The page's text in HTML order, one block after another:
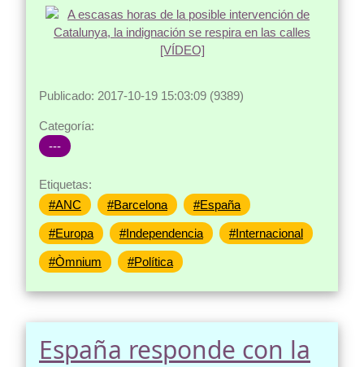
Publicado: 2017-10-19 15:03:09 (9389)
Categoría:
---
Etiquetas:
#ANC
#Barcelona #España
#Europa #Independencia #Internacional
#Òmnium #Política
España responde con la